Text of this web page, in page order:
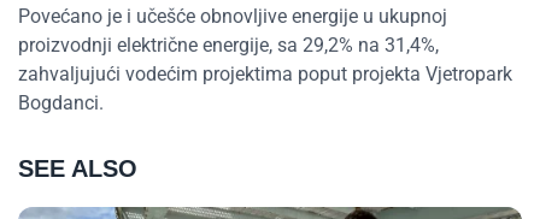
Povećano je i učešće obnovljive energije u ukupnoj
proizvodnji električne energije, sa 29,2% na 31,4%,
zahvaljujući vodećim projektima poput projekta Vjetropark
Bogdanci.
SEE ALSO